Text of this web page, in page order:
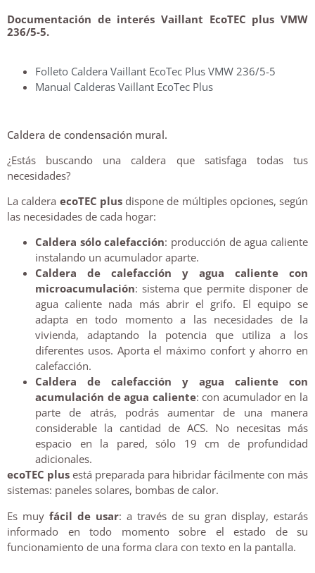
Documentación de interés Vaillant EcoTEC plus VMW
236/5-5.
Folleto Caldera Vaillant EcoTec Plus VMW 236/5-5
Manual Calderas Vaillant EcoTec Plus
Caldera de condensación mural.
¿Estás buscando una caldera que satisfaga todas tus
necesidades?
La caldera ecoTEC plusdispone de múltiples opciones, según
las necesidades de cada hogar:
Caldera sólo calefacción: producción de agua caliente
instalando un acumulador aparte.
Caldera de calefacción y agua caliente con
microacumulación: sistema que permite disponer de
agua caliente nada más abrir el grifo. El equipo se
adapta en todo momento a las necesidades de la
vivienda, adaptando la potencia que utiliza a los
diferentes usos. Aporta el máximo confort y ahorro en
calefacción.
Caldera de calefacción y agua caliente con
acumulación de agua caliente: con acumulador en la
parte de atrás, podrás aumentar de una manera
considerable la cantidad de ACS. No necesitas más
espacio en la pared, sólo 19 cm de profundidad
adicionales.
ecoTEC plus está preparada para hibridar fácilmente con más
sistemas: paneles solares, bombas de calor.
Es muy fácil de usar: a través de su gran display, estarás
informado en todo momento sobre el estado de su
funcionamiento de una forma clara con texto en la pantalla.